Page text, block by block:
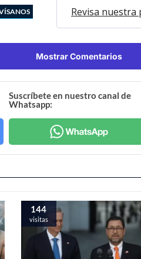
Revisa nuestra
Mostrar Comentarios
Suscríbete en nuestro canal de
Whatsapp:
144
visitas